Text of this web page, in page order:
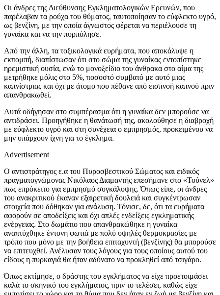
Οι άνδρες της Διεύθυνσης Εγκληματολογικών Ερευνών, που
παρέλαβαν τα ρούχα του θύματος, ταυτοποίησαν το εύφλεκτο υγρό,
ως βενζίνη, με την οποία άγνωστος φέρεται να περιέλουσε τη
γυναίκα και να την πυρπόλησε.
Από την άλλη, τα τοξικολογικά ευρήματα, που αποκάλυψε η
εκπομπή, διαπίστωσαν ότι στο σώμα της γυναίκας εντοπίστηκε
ηρεμιστική ουσία, ενώ το μονοξείδιο του άνθρακα στο αίμα της
μετρήθηκε μόλις στο 5%, ποσοστό συμβατό με αυτό μιας
καπνίστριας και όχι με άτομο που πέθανε από εισπνοή καπνού πριν
απανθρακωθεί.
Αυτά οδήγησαν στο συμπέρασμα ότι η γυναίκα δεν μπορούσε να
αντιδράσει. Προηγήθηκε η θανάτωσή της, ακολούθησε η διαβροχή
με εύφλεκτο υγρό και στη συνέχεια ο εμπρησμός, προκειμένου να
μην υπάρχουν ίχνη για το έγκλημα.
Advertisement
Ο αντιστράτηγος ε.α του Πυροσβεστικού Σώματος και ειδικός
πραγματογνώμονας Νικόλαος Διαμαντής επεσήμανε στο «Τούνελ»
πως επρόκειτο για εμπρησμό συγκάλυψης. Όπως είπε, οι άνδρες
του ανακριτικού έκαναν εξαιρετική δουλειά και συγκέντρωσαν
στοιχεία που δόθηκαν για ανάλυση. Τόνισε, δε, ότι τα ευρήματα
αφορούν σε αποδείξεις και όχι απλές ενδείξεις εγκληματικής
ενέργειας. Στο δωμάτιο που απανθρακώθηκε η γυναίκα
αναπτύχθηκε έντονη φωτιά με πολύ υψηλές θερμοκρασίες με
τρόπο που μόνο με την βοήθεια επιταχυντή (βενζίνης) θα μπορούσε
να επιτευχθεί. Ανέλυσαν τους λόγους για τους οποίους αυτού του
είδους η πυρκαγιά θα ήταν αδύνατο να προκληθεί από τσιγάρο.
Όπως εκτίμησε, ο δράστης του εγκλήματος να είχε προετοιμάσει
καλά το σκηνικό του εγκλήματος, πριν το τελέσει, καθώς είχε